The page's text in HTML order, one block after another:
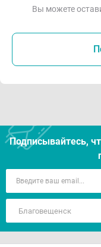
Вы можете
Подписывайтесь,